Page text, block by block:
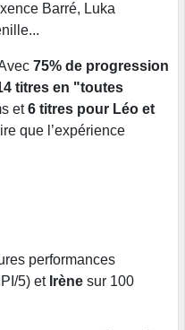
Barré, Luka
75% de progression
titres en "toutes
et6 titres pour Léo et
que l’expérience
performances
5) et Irène sur 100